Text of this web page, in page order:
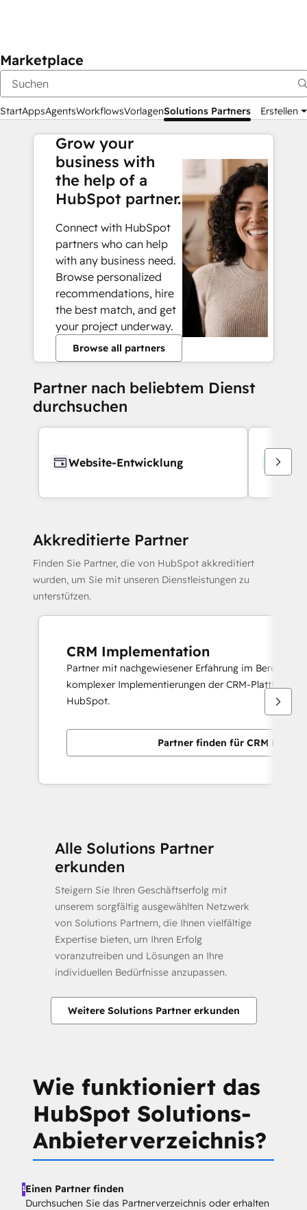
Marketplace
StartAppsAgentsWorkflowsVorlagenSolutions Partners Erstellen
Grow your
business with
the help of a
HubSpot partner.
Connect with HubSpot
partners who can help
with any business need.
Browse personalized
recommendations, hire
the best match, and get
your project underway.
Browse all partners
Partner nach beliebtem Dienst
durchsuchen
Website-Entwicklung
Akkreditierte Partner
Finden Sie Partner, die von HubSpot akkreditiert
wurden, um Sie mit unseren Dienstleistungen zu
unterstützen.
CRM Implementation
Partner mit nachgewiesener Erfahrung im
komplexer Implementierungen der CRM-Plattform
HubSpot.
Partner finden für CRM
Alle Solutions Partner
erkunden
Steigern Sie Ihren Geschäftserfolg mit
unserem sorgfältig ausgewählten Netzwerk
von Solutions Partnern, die Ihnen vielfältige
Expertise bieten, um Ihren Erfolg
voranzutreiben und Lösungen an Ihre
individuellen Bedürfnisse anzupassen.
Weitere Solutions Partner erkunden
Wie funktioniert das
HubSpot Solutions-
Anbieterverzeichnis?
1Einen Partner finden
Durchsuchen Sie das Partnerverzeichnis oder erhalten